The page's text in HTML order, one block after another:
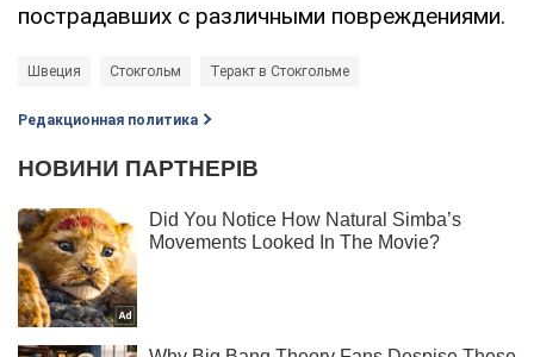
пострадавших с различными повреждениями.
Швеция Стокгольм Теракт в Стокгольме
Редакционная политика